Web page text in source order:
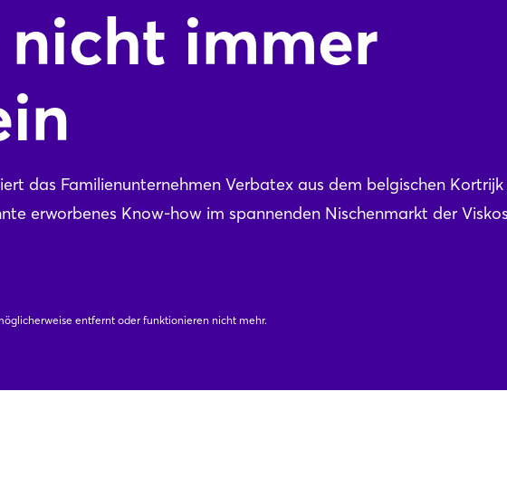
nicht immer
das Familienunternehmen Verbatex aus dem belgischen Kortrijk
erworbenes Know-how im spannenden Nischenmarkt der
entfernt oder funktionieren nicht mehr.